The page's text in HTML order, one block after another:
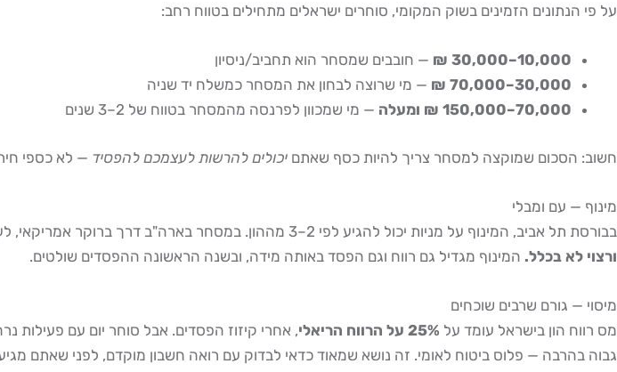
על פי הנתונים הזמינים בשוק המקומי, סוחרים ישראלים מתחילים בטווח רחב:
10,000–30,000 ₪
— חובבים שמסחר הוא תחביב/ניסיון
30,000–70,000 ₪
— מי שרוצה לבחון את המסחר כמשלח יד שניה
70,000–150,000 ₪ ומעלה
— מי שמכוון לפרנסה מהמסחר בטווח של 2–3 שנים
חשוב: הסכום שמוקצה למסחר צריך להיות כסף שאתם יכולים להרשות לעצמכם להפסיד — לא כספי
מינוף — עם ומבלי
בבורסת תל אביב, המינוף על מניות יכול להגיע לפי 2–3 מההון. במסחר בארה"ב דרך ברוקר אמריקאי, לעתים ניתן מינוף intraday של פי 4–6.
ורצוי לא בכלל. המינוף מגדיל גם רווח וגם הפסד באותה מידה, ובשנה הראשונה ההפסדים שולטים.
מיסוי — גורם שרבים שוכחים
מס רווח הון בישראל עומד על 25% על הרווח הריאלי
, אחרי קיזוז הפסדים. אבל סוחר יום עם
גבוה בהרבה — פלוס ביטוח לאומי. זה נושא שמאוד כדאי לבדוק עם רואה חשבון מוקדם, לפני שאתם